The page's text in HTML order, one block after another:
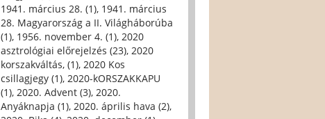
1941. március 28. (1), 1941. március
28. Magyarország a II. Világháborúba
(1), 1956. november 4. (1), 2020
asztrológiai előrejelzés (23), 2020
korszakváltás, (1), 2020 Kos
csillagjegy (1), 2020-kORSZAKKAPU
(1), 2020. Advent (3), 2020.
Anyáknapja (1), 2020. április hava (2),